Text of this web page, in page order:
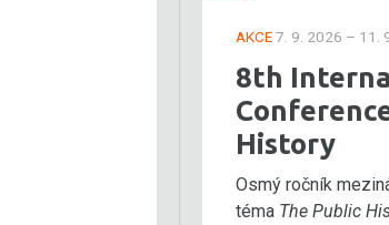
AKCE7. 9. 2026 – 11.
8th
History
Osmý ročník
téma The Public